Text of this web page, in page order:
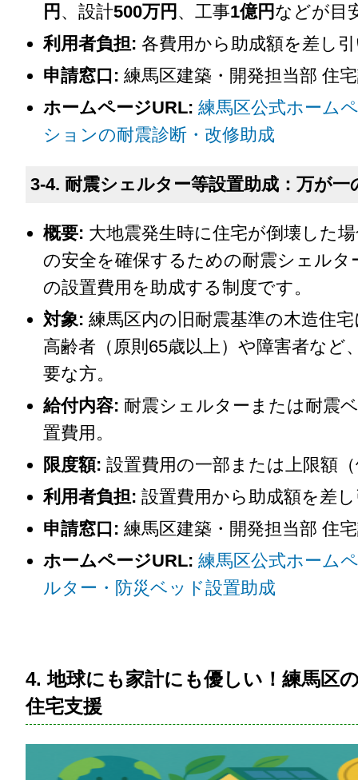
円 、設計500万円 、工事1億円 などが目
利用者負担: 各費用から助成額を差し
申請窓口: 練馬区建築・開発担当部 住
ホームページURL: 練馬区公式ホーム
ションの耐震診断・改修助成
3-4. 耐震シェルター等設置助成：万が一
概要: 大地震発生時に住宅が倒壊した
の安全を確保するための耐震シェルタ
の設置費用を助成する制度です。
対象: 練馬区内の旧耐震基準の木造住
高齢者（原則65歳以上）や障害者など
要な方。
給付内容: 耐震シェルターまたは耐震
置費用。
限度額: 設置費用の一部または上限額
利用者負担: 設置費用から助成額を差
申請窓口: 練馬区建築・開発担当部 住
ホームページURL: 練馬区公式ホーム
ルター・防災ベッド設置助成
4. 地球にも家計にも優しい！練馬区
住宅支援